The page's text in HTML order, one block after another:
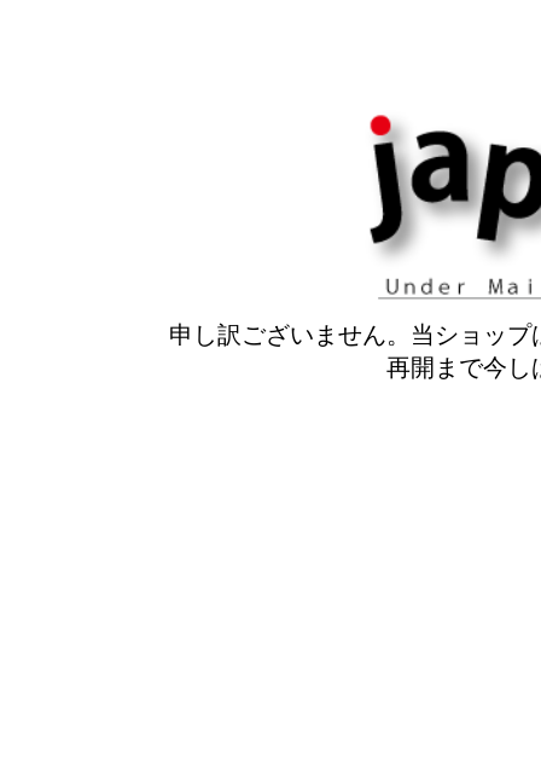
申し訳ございません。当ショッ
再開まで今し